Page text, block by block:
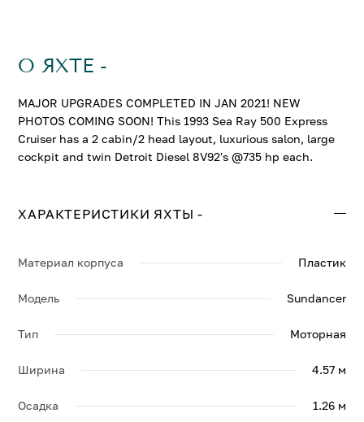
О ЯХТЕ -
MAJOR UPGRADES COMPLETED IN JAN 2021! NEW
PHOTOS COMING SOON! This 1993 Sea Ray 500 Express
Cruiser has a 2 cabin/2 head layout, luxurious salon, large
cockpit and twin Detroit Diesel 8V92's @735 hp each.
ХАРАКТЕРИСТИКИ ЯХТЫ -
Материал корпуса Пластик
Модель Sundancer
Тип Моторная
Ширина 4.57 м
Осадка 1.26 м